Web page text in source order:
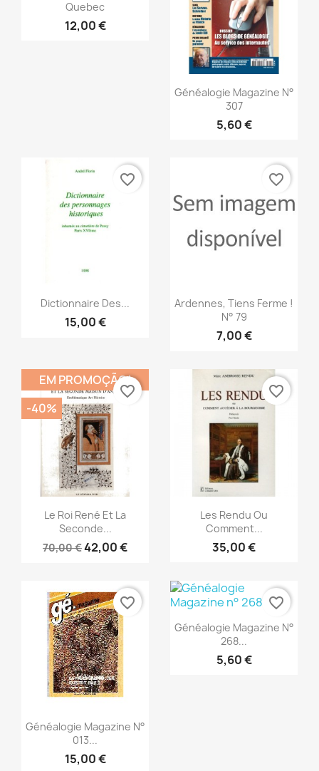
Quebec
12,00 €
Vista rápida
Généalogie Magazine N°
307
5,60 €
Vista rápida
Dictionnaire Des...
15,00 €
favorite_border
Vista rápida
Ardennes, Tiens Ferme !
N° 79
7,00 €
favorite_border
Vista rápida
Le Roi René Et La
Seconde...
70,00 €42,00 €
EM PROMOÇÃO!
-40%
favorite_border
Vista rápida
Les Rendu Ou
Comment...
35,00 €
favorite_border
Vista rápida
Généalogie Magazine N°
013...
15,00 €
favorite_border
Vista rápida
Généalogie Magazine N°
268...
5,60 €
favorite_border